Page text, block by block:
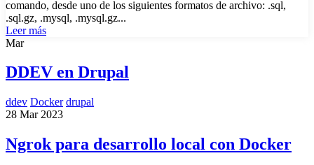
comando, desde uno de los siguientes formatos de archivo: .sql,
.sql.gz, .mysql, .mysql.gz...
Leer más
Mar
DDEV en Drupal
ddev Docker drupal
28 Mar 2023
Ngrok para desarrollo local con Docker